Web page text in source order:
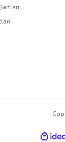
tasarlanmıştır.
ilk